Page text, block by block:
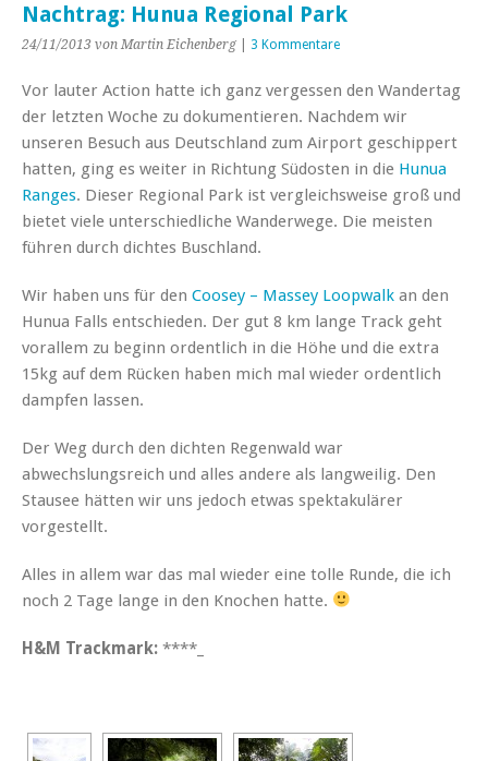
Nachtrag: Hunua Regional Park
24/11/2013 von Martin Eichenberg 3 Kommentare
Vor lauter Action hatte ich ganz vergessen den Wandertag
der letzten Woche zu dokumentieren. Nachdem wir
unseren Besuch aus Deutschland zum Airport geschippert
hatten, ging es weiter in Richtung Südosten in die Hunua
Ranges. Dieser Regional Park ist vergleichsweise groß und
bietet viele unterschiedliche Wanderwege. Die meisten
führen durch dichtes Buschland.
Wir haben uns für den Coosey – Massey Loopwalk an den
Hunua Falls entschieden. Der gut 8 km lange Track geht
vorallem zu beginn ordentlich in die Höhe und die extra
15kg auf dem Rücken haben mich mal wieder ordentlich
dampfen lassen.
Der Weg durch den dichten Regenwald war
abwechslungsreich und alles andere als langweilig. Den
Stausee hätten wir uns jedoch etwas spektakulärer
vorgestellt.
Alles in allem war das mal wieder eine tolle Runde, die ich
noch 2 Tage lange in den Knochen hatte.
H&M Trackmark: ****_